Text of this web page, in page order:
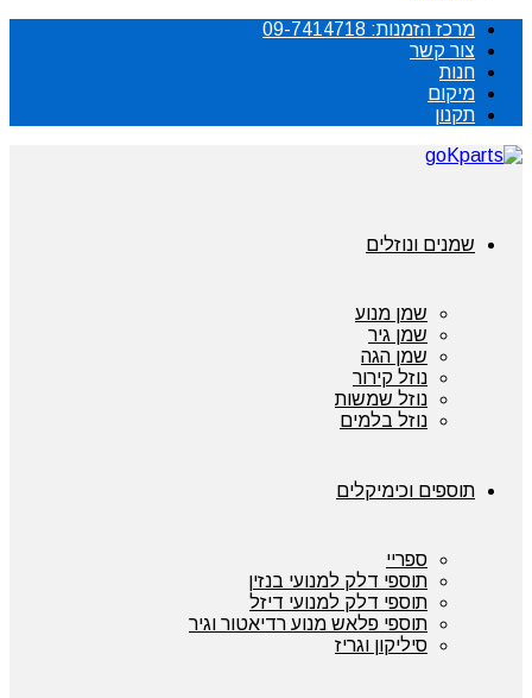
מרכז הזמנות: 09-7414718
צור קשר
חנות
מיקום
תקנון
שמנים ונוזלים
שמן מנוע
שמן גיר
שמן הגה
נוזל קירור
נוזל שמשות
נוזל בלמים
תוספים וכימיקלים
ספריי
תוספי דלק למנועי בנזין
תוספי דלק למנועי דיזל
תוספי פלאש מנוע רדיאטור וגיר
סיליקון וגריז